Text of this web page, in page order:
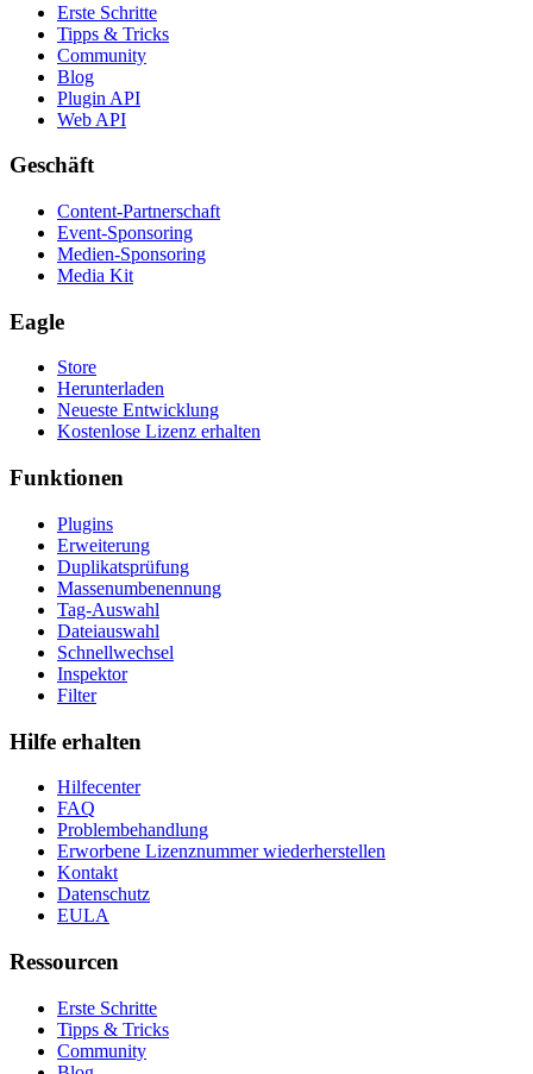
Erste Schritte
Tipps & Tricks
Community
Blog
Plugin API
Web API
Geschäft
Content-Partnerschaft
Event-Sponsoring
Medien-Sponsoring
Media Kit
Eagle
Store
Herunterladen
Neueste Entwicklung
Kostenlose Lizenz erhalten
Funktionen
Plugins
Erweiterung
Duplikatsprüfung
Massenumbenennung
Tag-Auswahl
Dateiauswahl
Schnellwechsel
Inspektor
Filter
Hilfe erhalten
Hilfecenter
FAQ
Problembehandlung
Erworbene Lizenznummer wiederherstellen
Kontakt
Datenschutz
EULA
Ressourcen
Erste Schritte
Tipps & Tricks
Community